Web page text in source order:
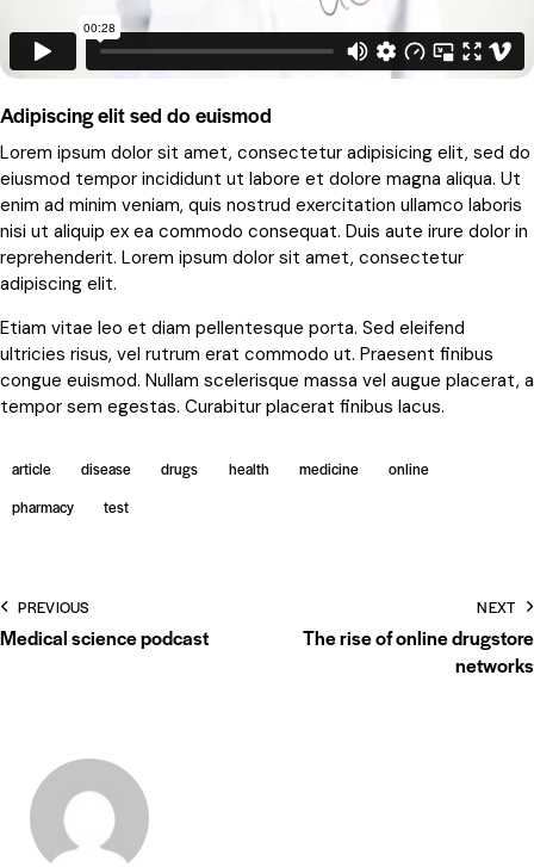
Adipiscing elit sed do euismod
Lorem ipsum dolor sit amet, consectetur adipisicing elit, sed do
eiusmod tempor incididunt ut labore et dolore magna aliqua. Ut
enim ad minim veniam, quis nostrud exercitation ullamco laboris
nisi ut aliquip ex ea commodo consequat. Duis aute irure dolor in
reprehenderit. Lorem ipsum dolor sit amet, consectetur
adipiscing elit.
Etiam vitae leo et diam pellentesque porta. Sed eleifend
ultricies risus, vel rutrum erat commodo ut. Praesent finibus
congue euismod. Nullam scelerisque massa vel augue placerat, a
tempor sem egestas. Curabitur placerat finibus lacus.
article disease drugs health medicine
online
pharmacy
test
PREVIOUS
Medical science podcast
NEXT
The rise of online drugstore
networks